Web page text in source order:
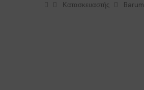
Κατασκευαστής Barum